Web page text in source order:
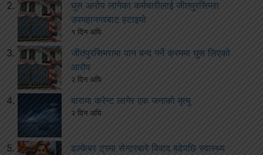
घुस आरोप लागेका कर्मचारीलाई जीतपुरसिमरा
उपमहानगरबाट हटाइयो
१ दिन अघि
जीतपुरसिमरामा पान बन्द गर्ने क्रममा घुस लिएको
आरोप
२ दिन अघि
बारामा करेन्ट लागेर एक जनाको मृत्यु
२ दिन अघि
ढल्केबर ट्रमा सेन्टरबारे विवाद बढेपछि स्वास्थ्य